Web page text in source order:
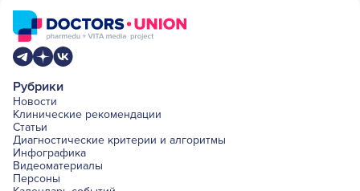
Рубрики
Новости
Клинические рекомендации
Статьи
Диагностические критерии и алгоритмы
Инфографика
Видеоматериалы
Персоны